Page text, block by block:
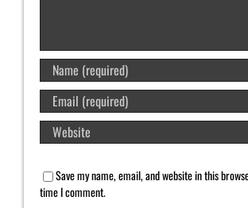
Save my name, email, and website in this
time I comment.